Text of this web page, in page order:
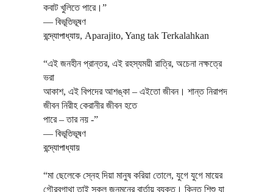
কবাট খুলিতে পারে।”
― বিভূতিভূষণ
বন্দ্যোপাধ্যায়, Aparajito, Yang tak Terkalahkan
“এই জনহীন প্রান্তর, এই রহস্যময়ী রাত্রি, অচেনা নক্ষত্রে
ভরা
আকাশ, এই বিপদের আশঙ্কা – এইতো জীবন। শান্ত নিরাপদ
জীবন নিরীহ কেরানীর জীবন হতে
পারে – তার নয় -”
― বিভূতিভূষণ
বন্দ্যোপাধ্যায়
“মা ছেলেকে স্নেহ দিয়া মানুষ করিয়া তোলে, যুগে যুগে মায়ের
গৌরবগাথা তাই সকল জনমনের বার্তায় ব্যক্ত। কিন্তু শিশু যা